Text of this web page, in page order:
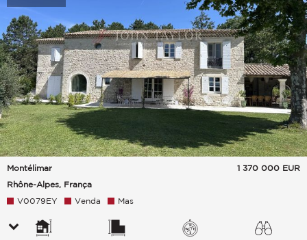
Montélimar
Rhône-Alpes, França
1 370 000 EUR
V0079EY Venda Mas